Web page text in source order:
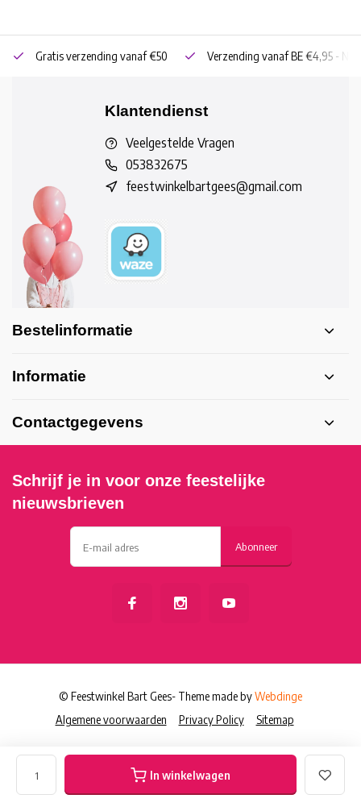
In winkelwagen
Gratis verzending vanaf €50 Verzending vanaf BE €4,95 - NL
Klantendienst
Veelgestelde Vragen
053832675
feestwinkelbartgees@gmail.com
Bestelinformatie
Informatie
Contactgegevens
Schrijf je in voor onze feestelijke
nieuwsbrieven
Abonneer
Algemene voorwaarden Privacy Policy Sitemap
© Feestwinkel Bart Gees- Theme made byWebdinge